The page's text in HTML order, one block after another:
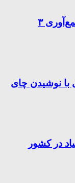
دستور سازمان غذا و دارو برای جمع‌آوری ۳
با نوشیدن چای
در کشور